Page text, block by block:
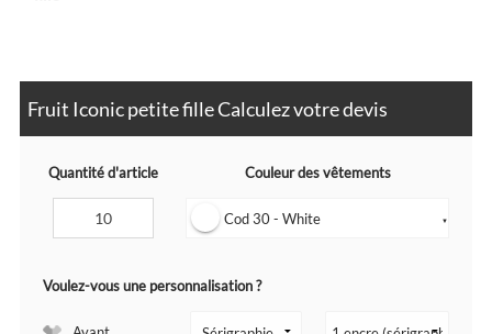
Fruit Iconic petite fille Calculez votre devis
Quantité d'article Couleur des vêtements
Cod 30 - White ▼
Voulez-vous une personnalisation ?